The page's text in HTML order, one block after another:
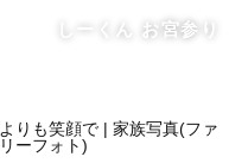
しーくん お宮参り